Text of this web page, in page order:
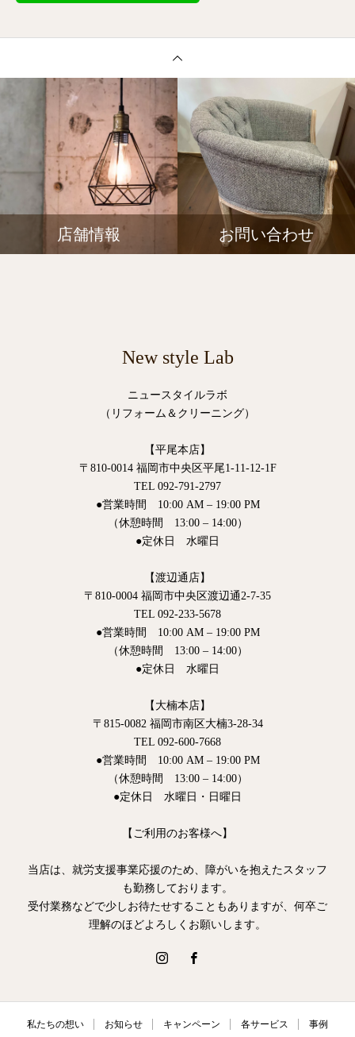
店舗情報 お問い合わせ
New style Lab
ニュースタイルラボ
（リフォーム＆クリーニング）
【平尾本店】
〒810-0014 福岡市中央区平尾1-11-12-1F
TEL 092-791-2797
●営業時間 10:00 AM – 19:00 PM
（休憩時間 13:00 – 14:00）
●定休日 水曜日
【渡辺通店】
〒810-0004 福岡市中央区渡辺通2-7-35
TEL 092-233-5678
●営業時間 10:00 AM – 19:00 PM
（休憩時間 13:00 – 14:00）
●定休日 水曜日
【大楠本店】
〒815-0082 福岡市南区大楠3-28-34
TEL 092-600-7668
●営業時間 10:00 AM – 19:00 PM
（休憩時間 13:00 – 14:00）
●定休日 水曜日・日曜日
【ご利用のお客様へ】
当店は、就労支援事業応援のため、障がいを抱えたスタッフ
も勤務しております。
受付業務などで少しお待たせすることもありますが、何卒ご
理解のほどよろしくお願いします。
私たちの想い お知らせ キャンペーン 各サービス 事例